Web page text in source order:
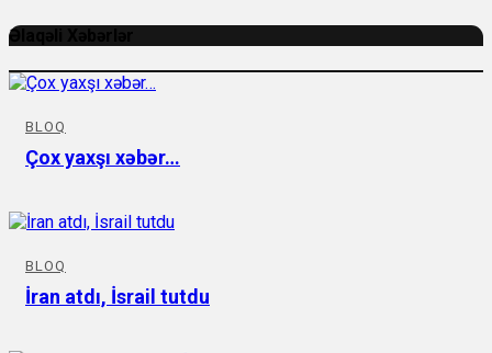
Əlaqəli Xəbərlər
BLOQ
Çox yaxşı xəbər…
BLOQ
İran atdı, İsrail tutdu